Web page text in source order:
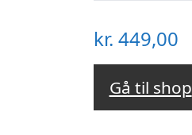
kr. 449,00
Gå til shop